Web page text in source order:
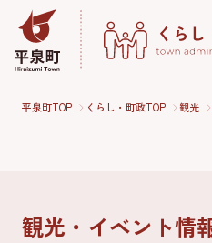
平泉町TOP くらし・町政TOP 観光
観光・イベント情